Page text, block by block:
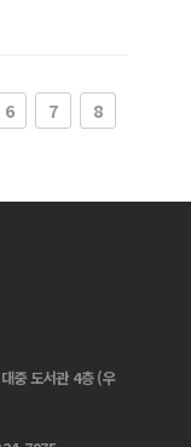
6 7
8
중 도서관 4층 (우